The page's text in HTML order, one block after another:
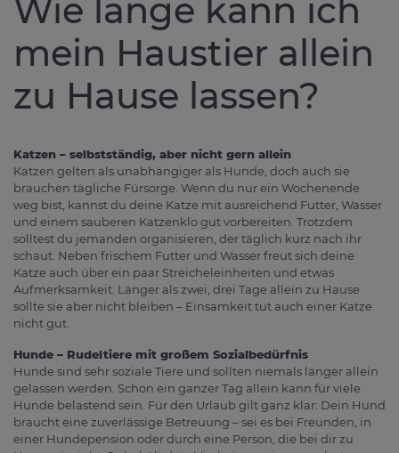
Wie lange kann ich
mein Haustier allein
zu Hause lassen?
Katzen – selbstständig, aber nicht gern allein
Katzen gelten als unabhängiger als Hunde, doch auch sie
brauchen tägliche Fürsorge. Wenn du nur ein Wochenende
weg bist, kannst du deine Katze mit ausreichend Futter, Wasser
und einem sauberen Katzenklo gut vorbereiten. Trotzdem
solltest du jemanden organisieren, der täglich kurz nach ihr
schaut. Neben frischem Futter und Wasser freut sich deine
Katze auch über ein paar Streicheleinheiten und etwas
Aufmerksamkeit. Länger als zwei, drei Tage allein zu Hause
sollte sie aber nicht bleiben – Einsamkeit tut auch einer Katze
nicht gut.
Hunde – Rudeltiere mit großem Sozialbedürfnis
Hunde sind sehr soziale Tiere und sollten niemals länger allein
gelassen werden. Schon ein ganzer Tag allein kann für viele
Hunde belastend sein. Für den Urlaub gilt ganz klar: Dein Hund
braucht eine zuverlässige Betreuung – sei es bei Freunden, in
einer Hundepension oder durch eine Person, die bei dir zu